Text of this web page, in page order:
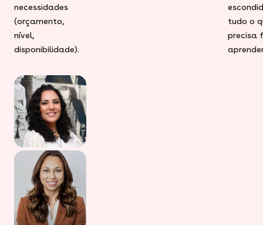
necessidades
(orçamento,
nível,
disponibilidade).
tudo o
precisa